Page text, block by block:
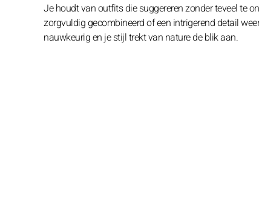
Je houdt van outfits die suggereren zonder teveel te
zorgvuldig gecombineerd of een intrigerend detail
nauwkeurig en je stijl trekt van nature de blik aan.